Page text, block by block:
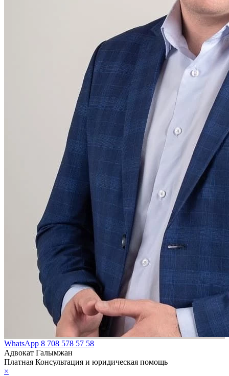
WhatsApp 8 708 578 57 58
Адвокат Галымжан
Платная Консультация и юридическая помощь
×